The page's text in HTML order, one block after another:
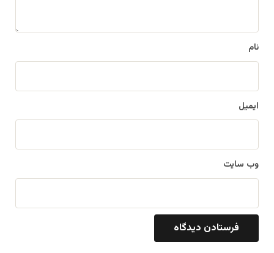
نام
ایمیل
وب‌ سایت